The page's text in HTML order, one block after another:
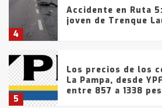
4
Accidente en Ruta
joven de Trenque
5
Los precios de los
La Pampa, desde
entre 857 a 1338